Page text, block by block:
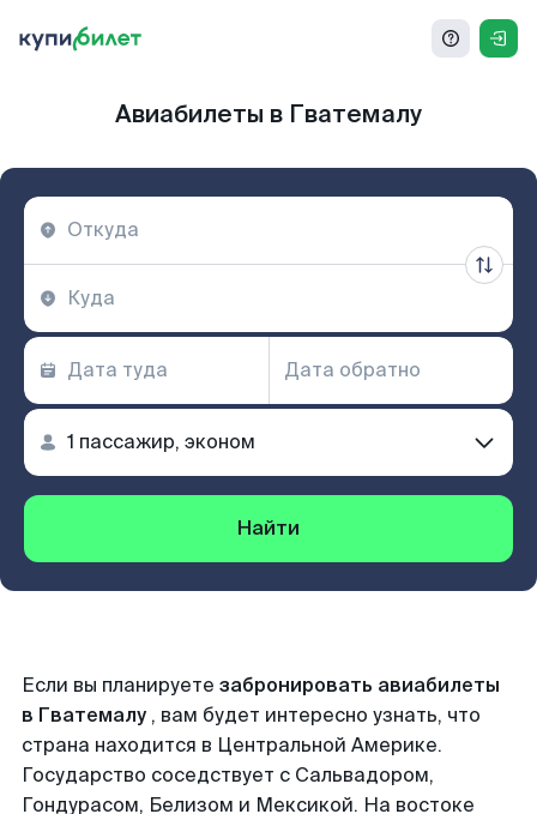
Авиабилеты в Гватемалу
Найти
Если вы планируете забронировать авиабилеты
в Гватемалу , вам будет интересно узнать, что
страна находится в Центральной Америке.
Государство соседствует с Сальвадором,
Гондурасом, Белизом и Мексикой. На востоке